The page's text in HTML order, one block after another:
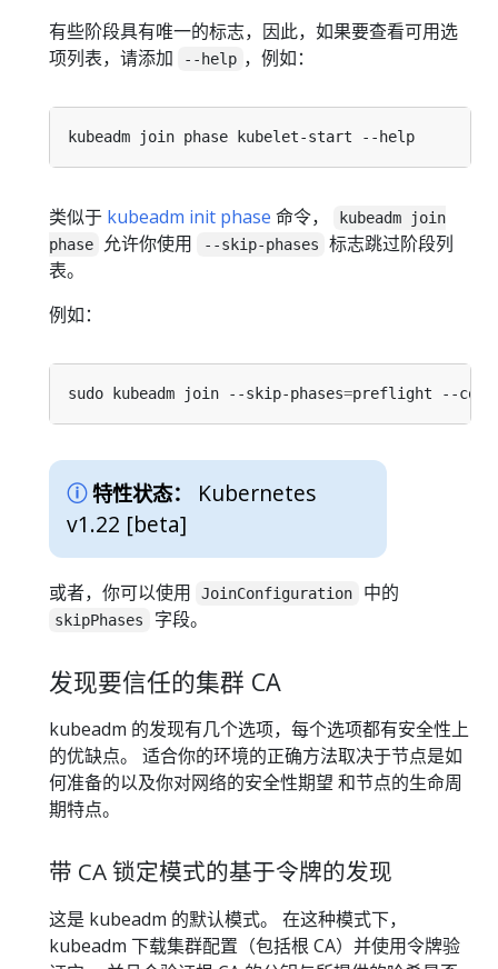
有些阶段具有唯一的标志，因此，如果要查看可用选
项列表，请添加
--help ，例如：
类似于 kubeadm init phase 命令，
kubeadm join
phase
允许你使用 --skip-phases
标志跳过阶段列
表。
例如：
sudo kubeadm join --skip-phases=preflight --
特性状态：
Kubernetes
v1.22 [beta]
或者，你可以使用 JoinConfiguration 中的
skipPhases 字段。
发现要信任的集群 CA
kubeadm 的发现有几个选项，每个选项都有安全性上
的优缺点。 适合你的环境的正确方法取决于节点是如
何准备的以及你对网络的安全性期望 和节点的生命周
期特点。
带 CA 锁定模式的基于令牌的发现
这是 kubeadm 的默认模式。 在这种模式下，
kubeadm 下载集群配置（包括根 CA）并使用令牌验